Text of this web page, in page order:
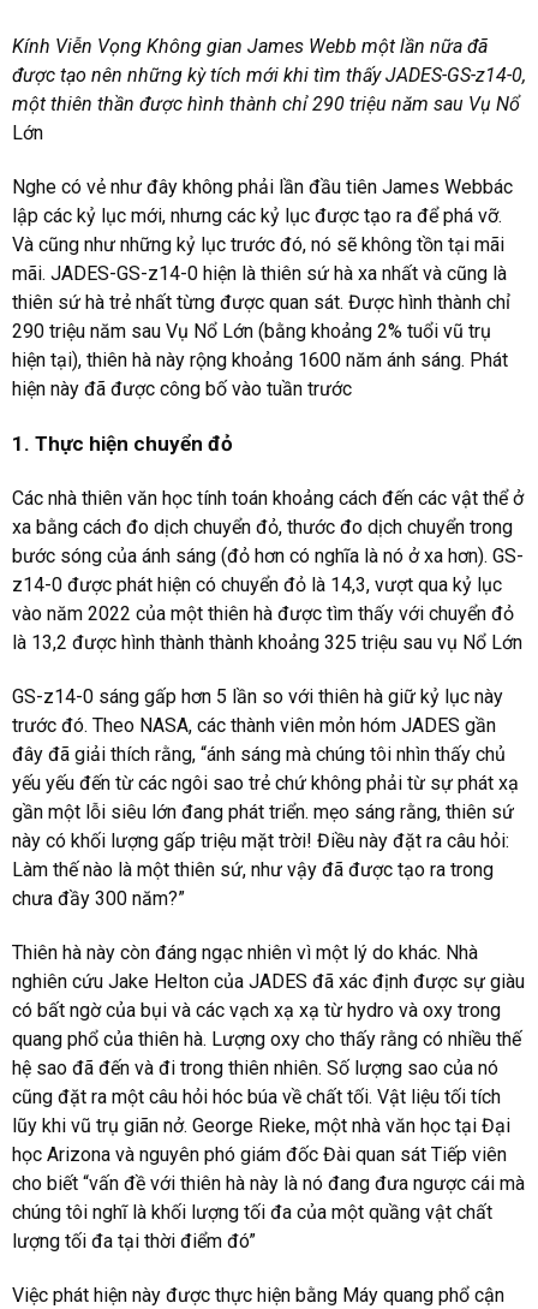
Kính Viễn Vọng Không gian James Webb một lần nữa đã
được tạo nên những kỳ tích mới khi tìm thấy JADES-GS-z14-0,
một thiên thần được hình thành chỉ 290 triệu năm sau Vụ Nổ
Lớn
Nghe có vẻ như đây không phải lần đầu tiên James Webbác
lập các kỷ lục mới, nhưng các kỷ lục được tạo ra để phá vỡ.
Và cũng như những kỷ lục trước đó, nó sẽ không tồn tại mãi
mãi. JADES-GS-z14-0 hiện là thiên sứ hà xa nhất và cũng là
thiên sứ hà trẻ nhất từng được quan sát. Được hình thành chỉ
290 triệu năm sau Vụ Nổ Lớn (bằng khoảng 2% tuổi vũ trụ
hiện tại), thiên hà này rộng khoảng 1600 năm ánh sáng. Phát
hiện này đã được công bố vào tuần trước
1. Thực hiện chuyển đỏ
Các nhà thiên văn học tính toán khoảng cách đến các vật thể ở
xa bằng cách đo dịch chuyển đỏ, thước đo dịch chuyển trong
bước sóng của ánh sáng (đỏ hơn có nghĩa là nó ở xa hơn). GS-
z14-0 được phát hiện có chuyển đỏ là 14,3, vượt qua kỷ lục
vào năm 2022 của một thiên hà được tìm thấy với chuyển đỏ
là 13,2 được hình thành thành khoảng 325 triệu sau vụ Nổ Lớn
GS-z14-0 sáng gấp hơn 5 lần so với thiên hà giữ kỷ lục này
trước đó. Theo NASA, các thành viên mỏn hóm JADES gần
đây đã giải thích rằng, “ánh sáng mà chúng tôi nhìn thấy chủ
yếu yếu đến từ các ngôi sao trẻ chứ không phải từ sự phát xạ
gần một lỗi siêu lớn đang phát triển. mẹo sáng rằng, thiên sứ
này có khối lượng gấp triệu mặt trời! Điều này đặt ra câu hỏi:
Làm thế nào là một thiên sứ, như vậy đã được tạo ra trong
chưa đầy 300 năm?”
Thiên hà này còn đáng ngạc nhiên vì một lý do khác. Nhà
nghiên cứu Jake Helton của JADES đã xác định được sự giàu
có bất ngờ của bụi và các vạch xạ xạ từ hydro và oxy trong
quang phổ của thiên hà. Lượng oxy cho thấy rằng có nhiều thế
hệ sao đã đến và đi trong thiên nhiên. Số lượng sao của nó
cũng đặt ra một câu hỏi hóc búa về chất tối. Vật liệu tối tích
lũy khi vũ trụ giãn nở. George Rieke, một nhà văn học tại Đại
học Arizona và nguyên phó giám đốc Đài quan sát Tiếp viên
cho biết “vấn đề với thiên hà này là nó đang đưa ngược cái mà
chúng tôi nghĩ là khối lượng tối đa của một quầng vật chất
lượng tối đa tại thời điểm đó”
Việc phát hiện này được thực hiện bằng Máy quang phổ cận